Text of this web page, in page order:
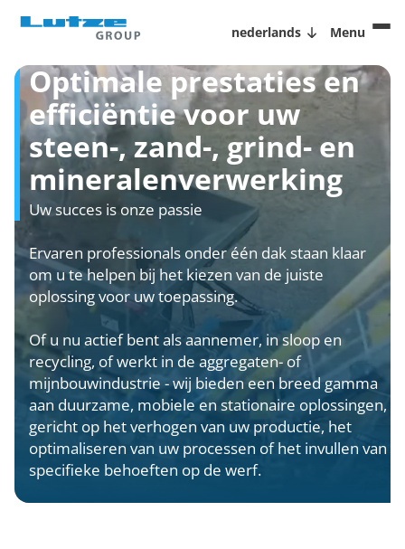
nederlands Menu
Optimale prestaties en
efficiëntie voor uw
steen-, zand-, grind- en
mineralenverwerking
Uw succes is onze passie
Ervaren professionals onder één dak staan klaar
om u te helpen bij het kiezen van de juiste
oplossing voor uw toepassing.
Of u nu actief bent als aannemer, in sloop en
recycling, of werkt in de aggregaten- of
mijnbouwindustrie - wij bieden een breed gamma
aan duurzame, mobiele en stationaire oplossingen,
gericht op het verhogen van uw productie, het
optimaliseren van uw processen of het invullen van
specifieke behoeften op de werf.